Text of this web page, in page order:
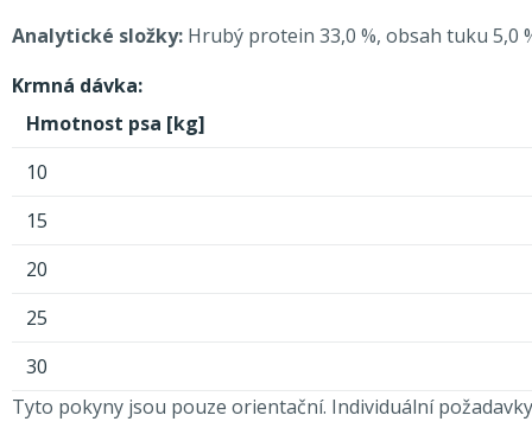
Analytické složky: Hrubý protein 33,0 %, obsah tuku 5,0
Krmná dávka:
Hmotnost psa [kg]
10
15
20
25
30
Tyto pokyny jsou pouze orientační. Individuální